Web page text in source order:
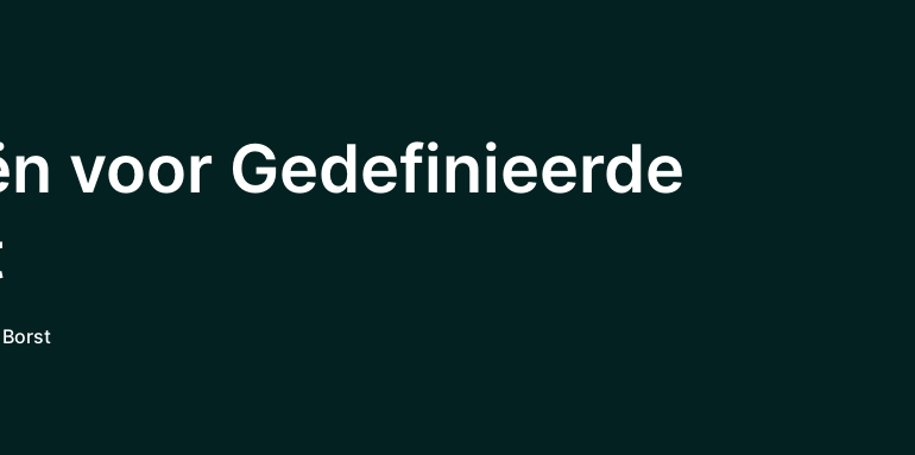
voor Gedefinieerde